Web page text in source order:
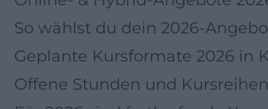
So wählst du dein
Geplante Kursformate 2026 in
Offene Stunden und Kursreihen